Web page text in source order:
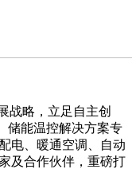
战略，立足自主创
储能温控解决方案专
电、暖通空调、自动
及合作伙伴，重磅打